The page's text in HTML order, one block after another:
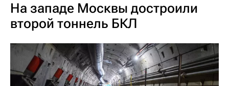
На западе Москвы достроили
второй тоннель БКЛ